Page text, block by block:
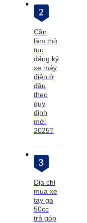
2
Cần
làm thủ
tục
đăng ký
xe máy
điện ở
đâu
theo
quy
định
mới
2025?
3
Địa chỉ
mua xe
tay ga
50cc
trả góp